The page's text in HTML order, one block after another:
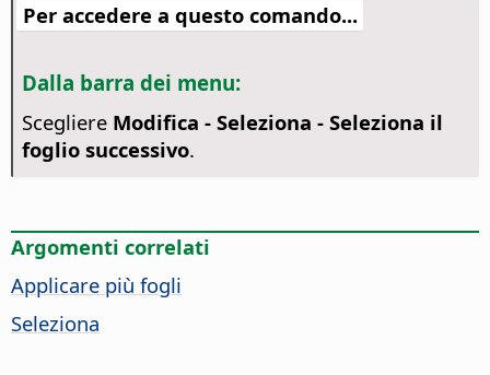
Per accedere a questo comando...
Dalla barra dei menu:
Scegliere Modifica - Seleziona - Seleziona il
foglio successivo.
Argomenti correlati
Applicare più fogli
Seleziona